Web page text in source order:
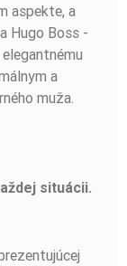
aspekte, a
Hugo Boss -
a
muža.
situácii.